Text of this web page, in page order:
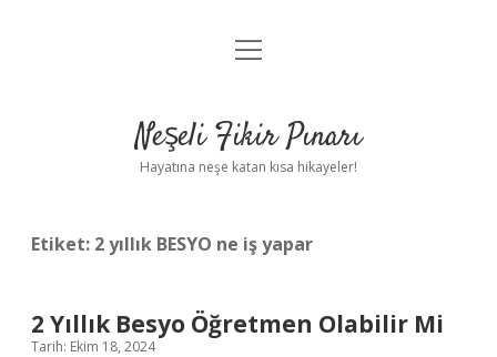
Anasayfa
Yasal Uyarı
menüyü
Neşeli Fikir Pınarı
Hayatına neşe katan kısa hikayeler!
Etiket: 2 yıllık BESYO ne iş yapar
2 Yıllık Besyo Öğretmen Olabilir Mi
Tarih: Ekim 18, 2024